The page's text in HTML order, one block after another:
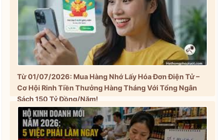
Từ 01/07/2026: Mua Hàng Nhớ Lấy Hóa Đơn Điện Tử –
Cơ Hội Rinh Tiền Thưởng Hàng Tháng Với Tổng Ngân
Sách 150 Tỷ Đồng/Năm!